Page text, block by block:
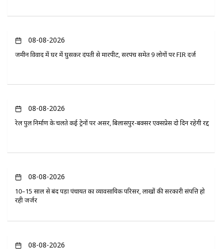
08-08-2026
जमीन विवाद में घर में घुसकर दंपती से मारपीट, सरपंच समेत 9 लोगों पर FIR दर्ज
08-08-2026
रेल पुल निर्माण के चलते कई ट्रेनों पर असर, बिलासपुर-बक्सर एक्सप्रेस दो दिन रहेगी रद्द
08-08-2026
10–15 साल से बंद पड़ा पंचायत का व्यावसायिक परिसर, लाखों की सरकारी संपत्ति हो
रही जर्जर
08-08-2026